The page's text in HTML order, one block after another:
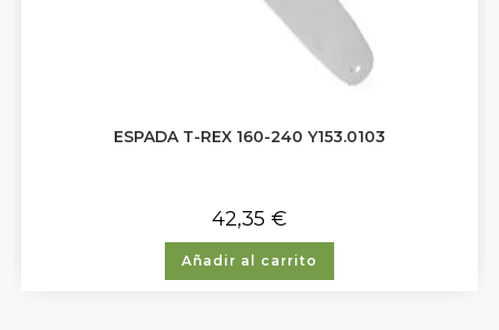
ESPADA T-REX 160-240 Y153.0103
42,35 €
Añadir al carrito